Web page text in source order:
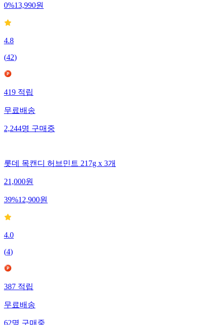
0%13,990원
4.8
(42)
419적립
무료배송
2,244명구매중
롯데 목캔디 허브민트 217g x 3개
21,000원
39%12,900원
4.0
(4)
387적립
무료배송